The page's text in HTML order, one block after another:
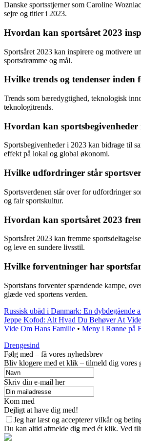
Danske sportsstjerner som Caroline
sejre og titler i 2023.
Hvordan kan sportsåret 2023
Sportsåret 2023 kan inspirere og motivere
sportsdrømme og mål.
Hvilke trends og tendenser inden
Trends som bæredygtighed, teknologisk
teknologitrends.
Hvordan kan
Sportsbegivenheder i 2023 kan bidrage til
effekt på lokal og global økonomi.
Hvilke udfordringer står
Sportsverdenen står over for udfordringer
og fair sportskultur.
Hvordan kan sportsåret 2023
Sportsåret 2023 kan fremme
og leve en sundere livsstil.
Hvilke forventninger har
Sportsfans forventer spændende kampe,
glæde ved sportens verden.
Russisk ubåd i Danmark: En dybdegående
Jeppe Kofod: Alt Hvad Du Behøver At
Vide Om Hans Familie • Meny i Rønne på
Drengesind
Følg med – få vores nyhedsbrev
Bliv klogere med et klik – tilmeld dig vores
Skriv din e-mail her
Kom med
Dejligt at have dig med!
Jeg har læst og accepterer vilkår og
Du kan altid afmelde dig med ét klik. Ved